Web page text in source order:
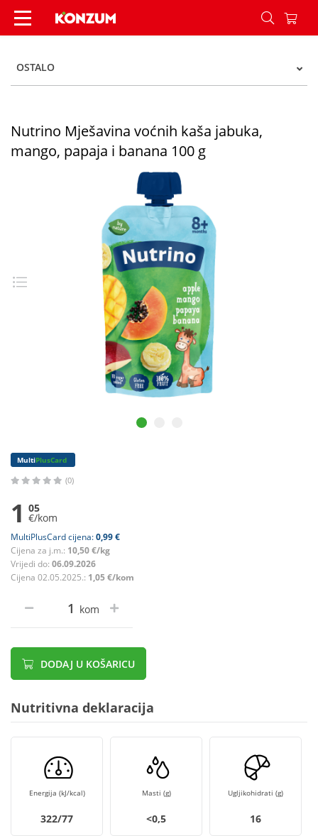
Nutrino Mješavina voćnih kaša jabuka, mango,
OSTALO
Nutrino Mješavina voćnih kaša jabuka,
mango, papaja i banana 100 g
MultiPlusCard
(0)
1 05
€/kom
MultiPlusCard cijena:0,99 €
Cijena za j.m.: 10,50 €/kg
Vrijedi do: 06.09.2026
Cijena 02.05.2025.: 1,05 €/kom
kom
DODAJ U KOŠARICU
Nutritivna deklaracija
Energija (kJ/kcal)
322/77
Masti (g)
<0,5
Ugljikohidrati (g)
16